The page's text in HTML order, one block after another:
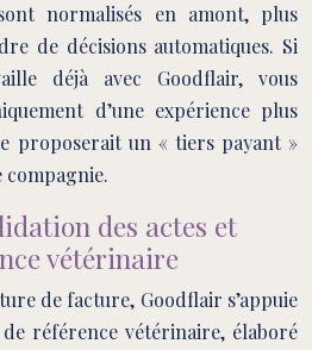
normalisés en amont, plus
de décisions automatiques. Si
déjà avec Goodflair, vous
d’une expérience plus
proposerait un « tiers payant »
des actes et
vétérinaire
de facture, Goodflair s’appuie
référence vétérinaire, élaboré